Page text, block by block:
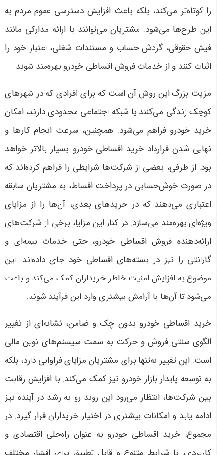
را کوتاه‌تر می‌کند، بلکه باعث افزایش دسترسی عموم مردم به
این طرح‌ها می‌شود. مشتریان می‌توانند با ارائه مدارکی مانند
فیش حقوقی، گردش حساب و مستندات شغلی، اعتبار خود را
اثبات کنند و از خدمات فروش اقساطی خودرو بهره‌مند شوند.
مزیت بزرگ این روش آن است که برای افرادی که در شهرهای
کوچک زندگی می‌کنند یا شبکه اجتماعی محدودی دارند، امکان
خرید خودرو فراهم می‌شود. همچنین، سرعت انجام کارها و
نهایی شدن قرارداد خرید اقساطی خودرو بسیار بالاتر خواهد
بود. از طرفی، بعضی از شرکت‌ها شرایطی را فراهم کرده‌اند که
در صورت خوش‌حسابی در پرداخت اقساط، به مشتریان سابقه
اعتباری می‌دهند که در خریدهای بعدی، آن‌ها را از مزایای
ویژه‌ای بهره‌مند می‌سازد. در کنار این مزایا، برخی از شرکت‌های
ارائه‌دهنده فروش اقساطی خودرو، حتی خدمات بیمه‌ای و
گارانتی را نیز در بسته‌های اقساطی خود جای داده‌اند. این
موضوع به افزایش امنیت خاطر خریداران کمک می‌کند و باعث
می‌شود تا آن‌ها با آرامش بیشتری وارد این فرآیند شوند.
خرید اقساطی خودرو بدون چک و ضامن، نشانه‌ای از تغییر
الگوی سنتی فروش و حرکت به سمت سیستم‌های نوین مالی
است. این تغییر نه‌تنها برای مشتریان مزایای فراوانی دارد، بلکه
به توسعه پایدار بازار خودرو نیز کمک می‌کند. با افزایش رقابت
بین شرکت‌ها، انتظار می‌رود این روند رو به رشد در آینده نیز
ادامه یابد و امکانات بیشتری در اختیار خریداران قرار گیرد. در
مجموع، خرید اقساطی خودرو به عنوان راه‌حلی اقتصادی و